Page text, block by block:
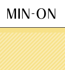
HOME ＞ 公演案内